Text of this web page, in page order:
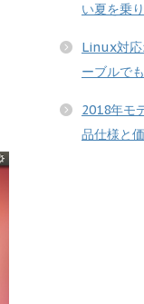
い夏を乗
Linux対応
ーブルで
2018年モ
品仕様と